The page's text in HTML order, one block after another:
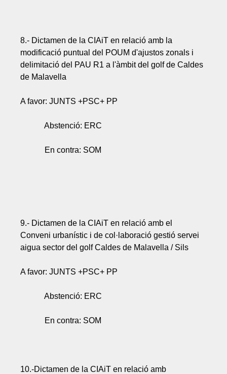
8.- Dictamen de la CIAiT en relació amb la
modificació puntual del POUM d'ajustos zonals i
delimitació del PAU R1 a l'àmbit del golf de Caldes
de Malavella
A favor: JUNTS +PSC+ PP
Abstenció: ERC
En contra: SOM
9.- Dictamen de la CIAiT en relació amb el
Conveni urbanístic i de col·laboració gestió servei
aigua sector del golf Caldes de Malavella / Sils
A favor: JUNTS +PSC+ PP
Abstenció: ERC
En contra: SOM
10.-Dictamen de la CIAiT en relació amb